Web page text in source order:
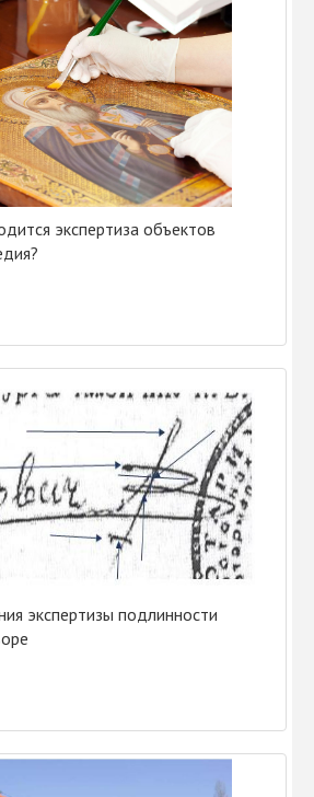
экспертиза объектов
экспертизы подлинности